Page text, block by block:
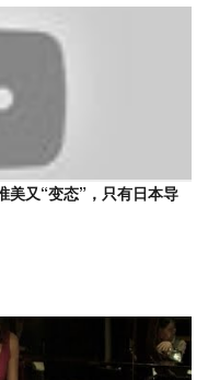
美又“变态”，只有日本导